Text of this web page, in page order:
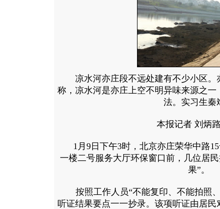
凉水河亦庄段不远处建有不少小区。
称，凉水河是亦庄上空不明异味来源之
法。实习生秦
本报记者 刘炳路
1月9日下午3时，北京亦庄荣华中路15
一楼二号服务大厅环保窗口前，几位居
果”。
按照工作人员“不能复印、不能拍照、
听证结果要点一一抄录。该项听证由居